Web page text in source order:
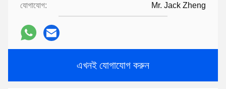
যোগাযোগ: Mr. Jack Zheng
এখনই যোগাযোগ করুন